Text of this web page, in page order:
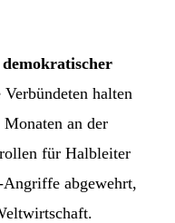
halten
an der
für Halbleiter
abgewehrt,